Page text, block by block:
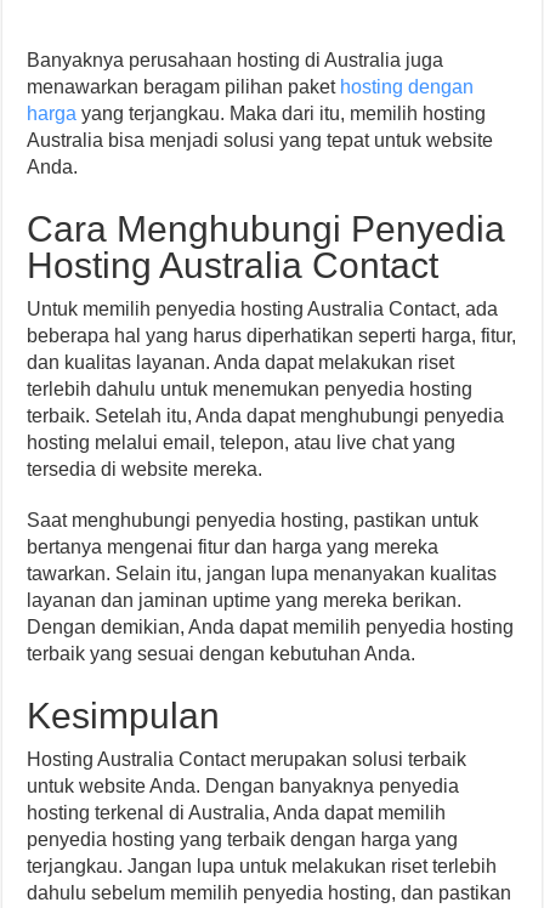
Banyaknya perusahaan hosting di Australia juga
menawarkan beragam pilihan paket hosting dengan
harga yang terjangkau. Maka dari itu, memilih hosting
Australia bisa menjadi solusi yang tepat untuk website
Anda.
Cara Menghubungi Penyedia
Hosting Australia Contact
Untuk memilih penyedia hosting Australia Contact, ada
beberapa hal yang harus diperhatikan seperti harga, fitur,
dan kualitas layanan. Anda dapat melakukan riset
terlebih dahulu untuk menemukan penyedia hosting
terbaik. Setelah itu, Anda dapat menghubungi penyedia
hosting melalui email, telepon, atau live chat yang
tersedia di website mereka.
Saat menghubungi penyedia hosting, pastikan untuk
bertanya mengenai fitur dan harga yang mereka
tawarkan. Selain itu, jangan lupa menanyakan kualitas
layanan dan jaminan uptime yang mereka berikan.
Dengan demikian, Anda dapat memilih penyedia hosting
terbaik yang sesuai dengan kebutuhan Anda.
Kesimpulan
Hosting Australia Contact merupakan solusi terbaik
untuk website Anda. Dengan banyaknya penyedia
hosting terkenal di Australia, Anda dapat memilih
penyedia hosting yang terbaik dengan harga yang
terjangkau. Jangan lupa untuk melakukan riset terlebih
dahulu sebelum memilih penyedia hosting, dan pastikan